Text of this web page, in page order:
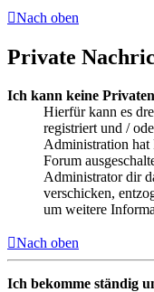
Nach oben
Private
Ich kann keine
Hierfür kann es
registriert und /
Administration hat
Forum
Administrator dir
verschicken,
um weitere
Nach oben
Ich bekomme ständig